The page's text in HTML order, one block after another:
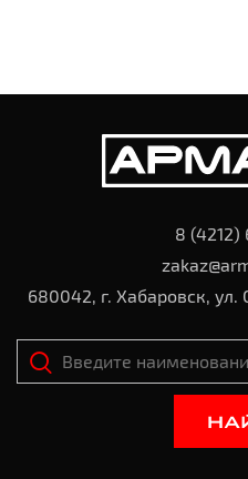
8 (4212)
680042, г. Хабаровск, ул.